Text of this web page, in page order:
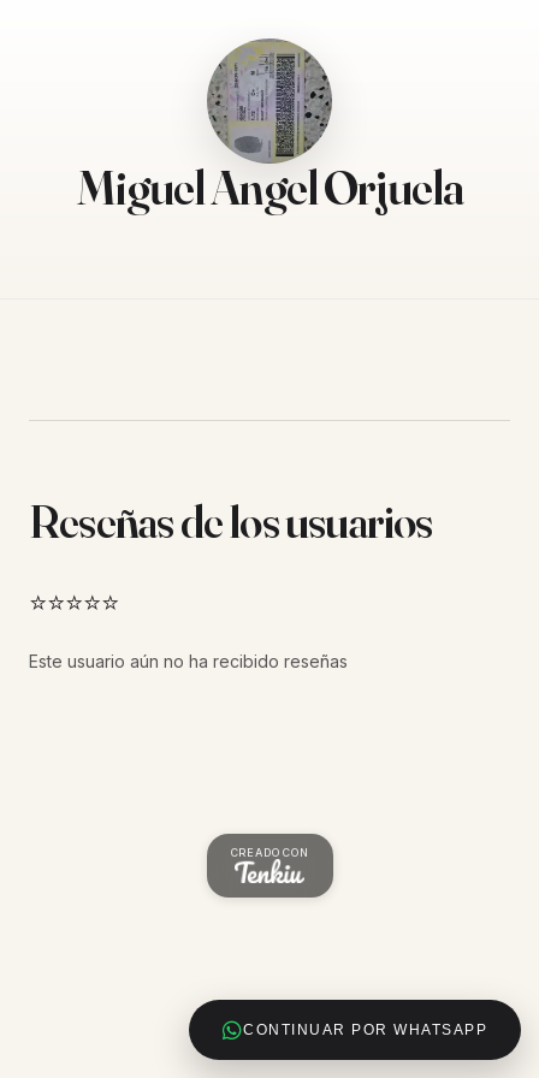
Miguel Angel Orjuela
CONTINUAR POR WHATSAPP
Reseñas de los usuarios
⭐⭐⭐⭐⭐
Este usuario aún no ha recibido reseñas
CREADO CON